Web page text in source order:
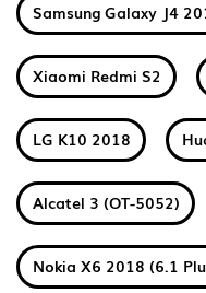
Samsung Galaxy J4
Xiaomi Redmi S2
LG K10 2018
Alcatel 3 (OT-5052)
Nokia X6 2018 (6.1